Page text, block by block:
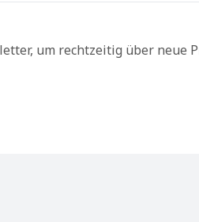
um rechtzeitig über neue